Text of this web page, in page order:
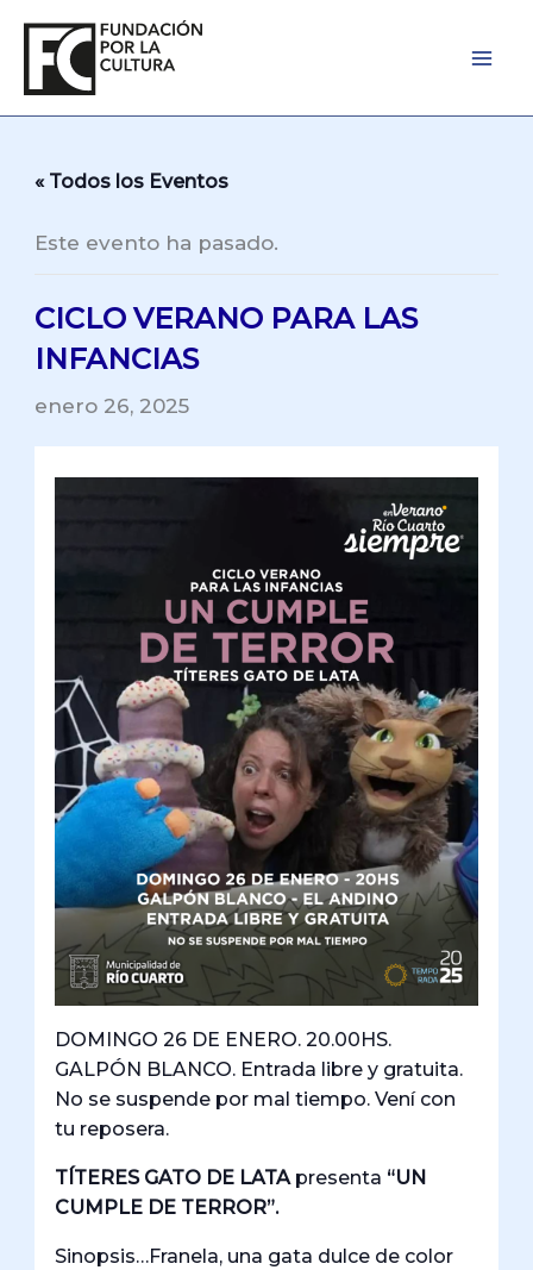
contenido
« Todos los Eventos
Este evento ha pasado.
CICLO VERANO PARA LAS
INFANCIAS
enero 26, 2025
DOMINGO 26 DE ENERO. 20.00HS.
GALPÓN BLANCO. Entrada libre y gratuita.
No se suspende por mal tiempo. Vení con
tu reposera.
TÍTERES GATO DE LATApresenta “UN
CUMPLE DE TERROR”.
Sinopsis…Franela, una gata dulce de color